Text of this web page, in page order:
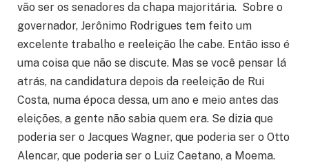
vão ser os senadores da chapa majoritária. Sobre o
governador, Jerônimo Rodrigues tem feito um
excelente trabalho e reeleição lhe cabe. Então isso é
uma coisa que não se discute. Mas se você pensar lá
atrás, na candidatura depois da reeleição de Rui
Costa, numa época dessa, um ano e meio antes das
eleições, a gente não sabia quem era. Se dizia que
poderia ser o Jacques Wagner, que poderia ser o Otto
Alencar, que poderia ser o Luiz Caetano, a Moema.